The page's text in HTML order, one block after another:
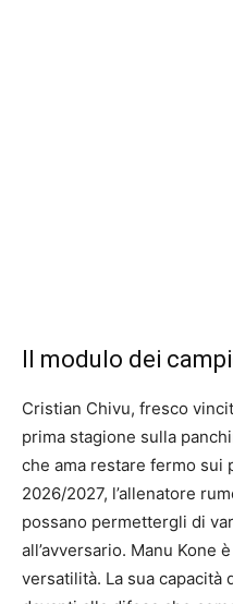
Il modulo dei
Cristian Chivu, fresco
prima stagione sulla
che ama restare fermo sui
2026/2027, l’allenatore
possano permettergli di
all’avversario. Manu Kone
versatilità. La sua capacità